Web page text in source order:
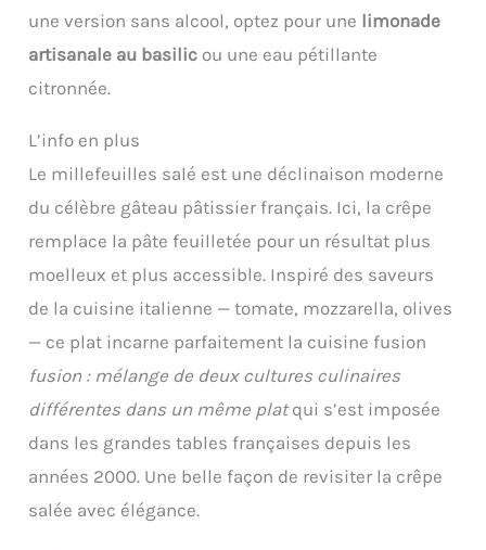
une version sans alcool, optez pour une limonade
artisanale au basilic ou une eau pétillante
citronnée.
L’info en plus
Le millefeuilles salé est une déclinaison moderne
du célèbre gâteau pâtissier français. Ici, la crêpe
remplace la pâte feuilletée pour un résultat plus
moelleux et plus accessible. Inspiré des saveurs
de la cuisine italienne — tomate, mozzarella, olives
— ce plat incarne parfaitement la cuisine fusion
fusion : mélange de deux cultures culinaires
différentes dans un même platqui s’est imposée
dans les grandes tables françaises depuis les
années 2000. Une belle façon de revisiter la crêpe
salée avec élégance.